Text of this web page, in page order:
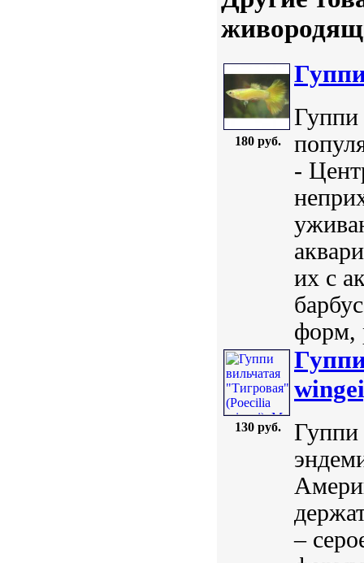
180 руб.
Гуппи
-
их с
форм,
130 руб.
Гуппи
–